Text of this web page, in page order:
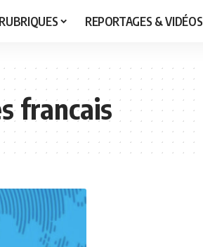
REPORTAGES & VIDÉOS
francais